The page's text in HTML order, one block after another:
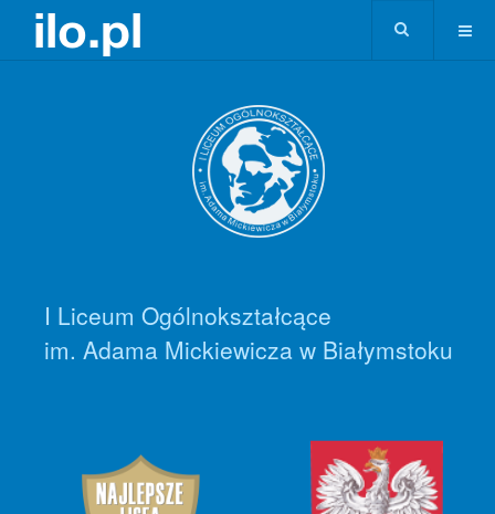
I Liceum Ogólnokształcące
im. Adama Mickiewicza w Białymstoku